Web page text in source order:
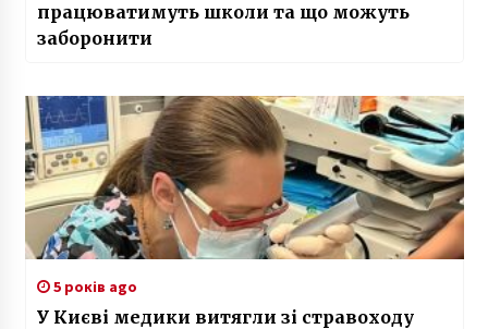
працюватимуть школи та що можуть
заборонити
5 років ago
У Києві медики витягли зі стравоходу